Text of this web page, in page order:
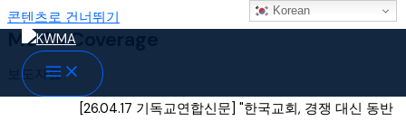
콘텐츠로 건너뛰기
Media Coverage
보도자료
[26.04.17 기독교연합신문] "한국교회, 경쟁 대신 동반
Korean